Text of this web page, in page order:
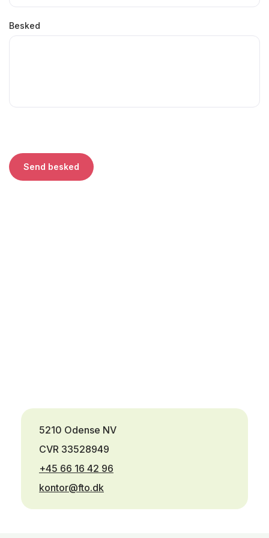
Besked
5210 Odense NV
CVR 33528949
+45 66 16 42 96
kontor@fto.dk